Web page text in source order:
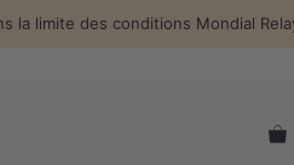
la limite des conditions Mondial
de